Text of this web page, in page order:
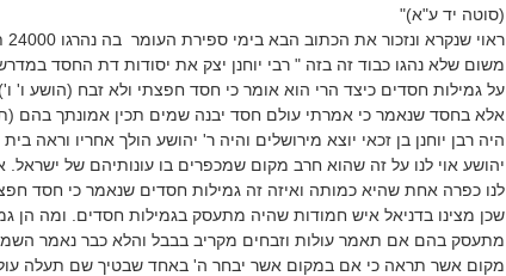
(סוטה יד ע"א)"
משום שלא נהגו כבוד זה בזה " רבי יוחנן יצק את יסודות דת החסד
על גמילות חסדים כיצד הרי הוא אומר כי חסד חפצתי ולא זבח (הושע ו'
אלא בחסד שנאמר כי אמרתי עולם חסד יבנה שמים תכין אמונתך בהם
היה רבן יוחנן בן זכאי יוצא מירושלים והיה ר' יהושע הולך אחריו וראה
יהושע אוי לנו על זה שהוא חרב מקום שמכפרים בו עונותיהם של ישראל.
לנו כפרה אחת שהיא כמותה ואיזה זה גמילות חסדים שנאמר כי חסד
שכן מצינו בדניאל איש חמודות שהיה מתעסק בגמילות חסדים. ומה הן
מתעסק בהם אם תאמר עולות וזבחים מקריב בבבל והלא כבר נאמר
מקום אשר תראה כי אם במקום אשר יבחר ה' באחד שבטיך שם תעלה